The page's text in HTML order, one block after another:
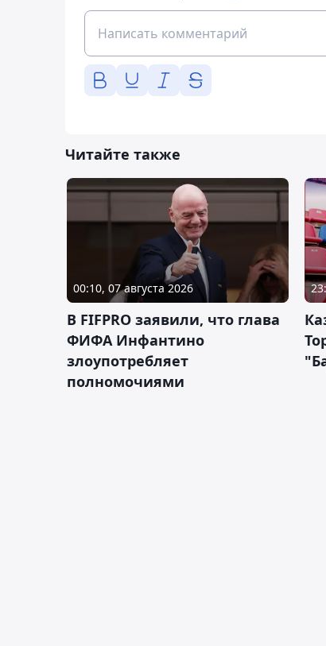
Читайте также
00:10, 07 августа 2026
В FIFPRO заявили, что глава
ФИФА Инфантино
злоупотребляет
полномочиями